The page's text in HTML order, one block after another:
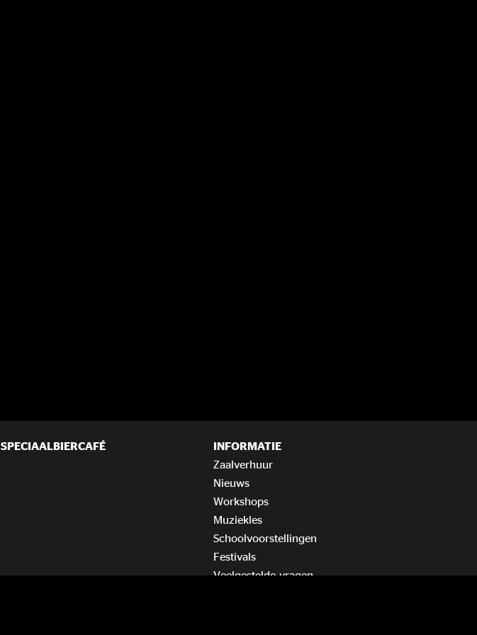
SPECIAALBIERCAFÉ
INFORMATIE
Zaalverhuur
Nieuws
Workshops
Muziekles
Schoolvoorstellingen
Festivals
Veelgestelde vragen